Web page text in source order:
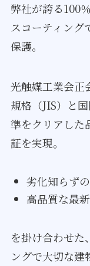
弊社が誇る100
スコーティング
保護。
光触媒工業会正
規格（JIS）と
準をクリアした
証を実現。
劣化知らず
高品質な最
を掛け合わせた
ングで大切な建